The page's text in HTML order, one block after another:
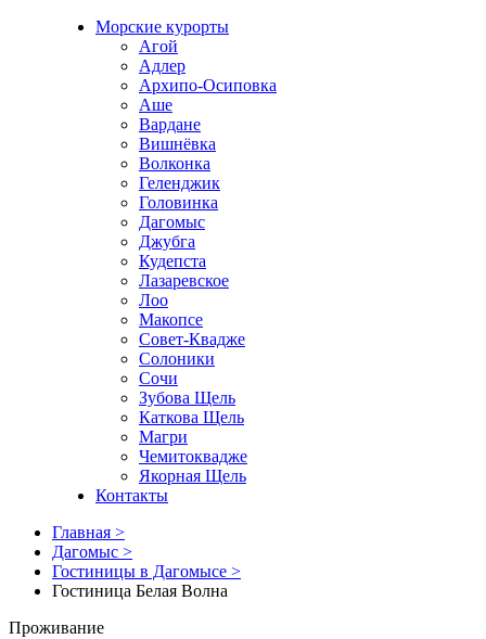
Морские курорты
Агой
Адлер
Архипо-Осиповка
Аше
Вардане
Вишнёвка
Волконка
Геленджик
Головинка
Дагомыс
Джубга
Кудепста
Лазаревское
Лоо
Макопсе
Совет-Квадже
Солоники
Сочи
Зубова Щель
Каткова Щель
Магри
Чемитоквадже
Якорная Щель
Контакты
Главная >
Дагомыс >
Гостиницы в Дагомысе >
Гостиница Белая Волна
Проживание